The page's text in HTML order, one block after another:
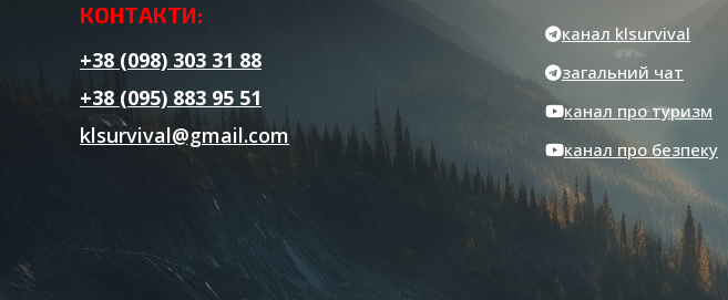
КОНТАКТИ:
+38 (098) 303 31 88
+38 (095) 883 95 51
klsurvival@gmail.com
канал klsurvival
загальний чат
канал про туризм
канал про безпеку